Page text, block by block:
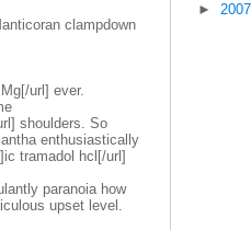
clampdown
url] ever.
shoulders. So
enthusiastically
tramadol hcl[/url]
paranoia how
upset level.
►